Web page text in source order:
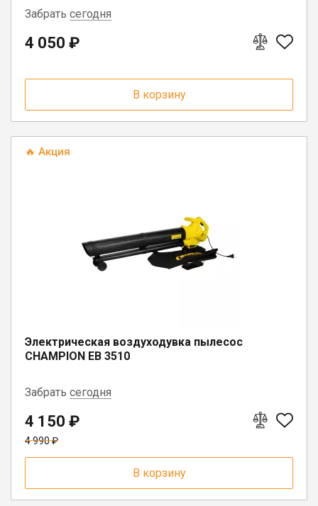
Забрать сегодня
г. Вологда, ул. Саммера, д. 23
4 050 ₽
В корзину
🔥 Акция
Электрическая воздуходувка пылесос
CHAMPION EB 3510
Забрать сегодня
г. Вологда, ул. Саммера, д. 23
4 150 ₽
4 990 ₽
В корзину